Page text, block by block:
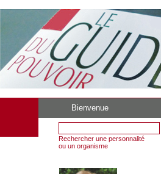
Bienvenue
Rechercher une personnalité
ou un organisme